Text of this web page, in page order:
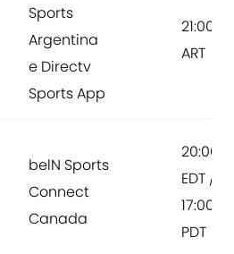
Sports
Argentina
e Directv
Sports App
21:00
ART
belN Sports
Connect
Canada
20:00
EDT /
17:00
PDT